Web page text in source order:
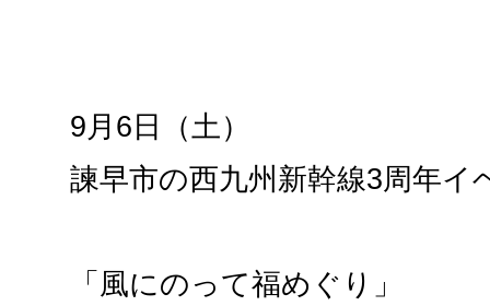
9月6日（土）
諫早市の西九州新幹線3周年イ
「風にのって福めぐり」